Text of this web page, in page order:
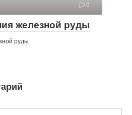
0
железной руды
руды